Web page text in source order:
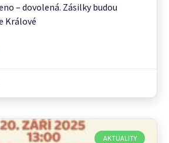
– dovolená. Zásilky budou
Králové
AKTUALITY